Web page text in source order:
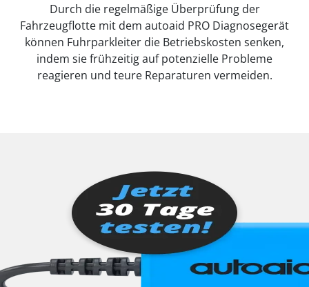
Durch die regelmäßige Überprüfung der
Fahrzeugflotte mit dem autoaid PRO Diagnosegerät
können Fuhrparkleiter die Betriebskosten senken,
indem sie frühzeitig auf potenzielle Probleme
reagieren und teure Reparaturen vermeiden.